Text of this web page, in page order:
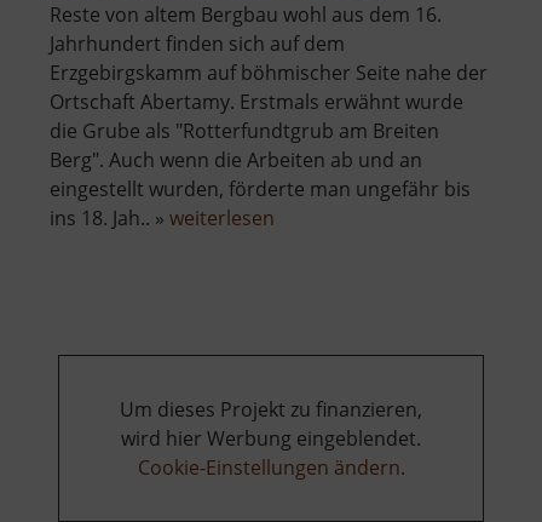
Reste von altem Bergbau wohl aus dem 16.
Jahrhundert finden sich auf dem
Erzgebirgskamm auf böhmischer Seite nahe der
Ortschaft Abertamy. Erstmals erwähnt wurde
die Grube als "Rotterfundtgrub am Breiten
Berg". Auch wenn die Arbeiten ab und an
eingestellt wurden, förderte man ungefähr bis
ins 18. Jah.. » weiterlesen
Um dieses Projekt zu finanzieren,
wird hier Werbung eingeblendet.
Cookie-Einstellungen ändern.